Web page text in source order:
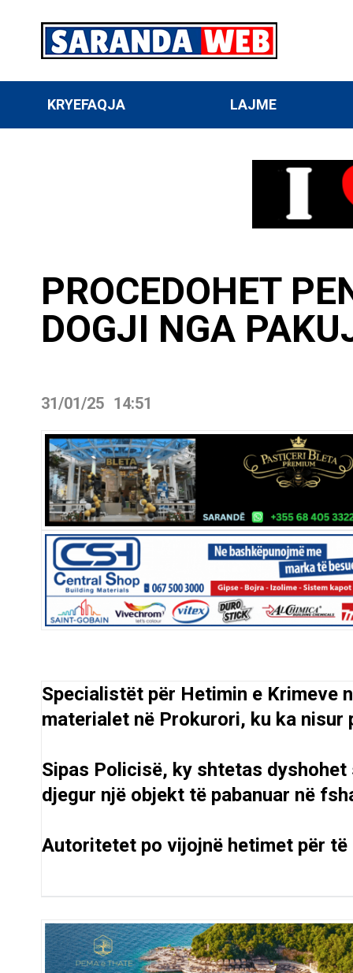
KRYEFAQJA LAJME
PROCEDOHET
DOGJI NGA
31/01/25 14:51
Specialistët për Hetimin e Krimeve
materialet në Prokurori, ku ka nisur
Sipas Policisë, ky shtetas
djegur një objekt të pabanuar në
Autoritetet po vijojnë hetimet për